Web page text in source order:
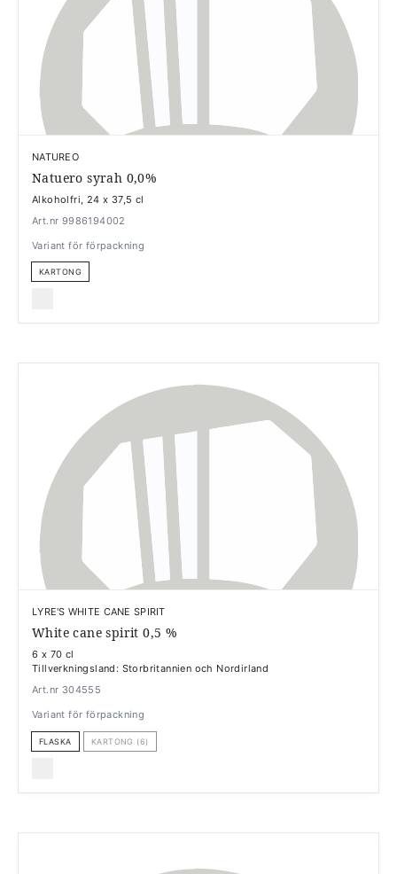
NATUREO
Natuero syrah 0,0%
Alkoholfri, 24 x 37,5 cl
Art.nr 9986194002
Variant för förpackning
KARTONG
LYRE'S WHITE CANE SPIRIT
White cane spirit 0,5 %
6 x 70 cl
Tillverkningsland: Storbritannien och Nordirland
Art.nr 304555
Variant för förpackning
FLASKA KARTONG (6)